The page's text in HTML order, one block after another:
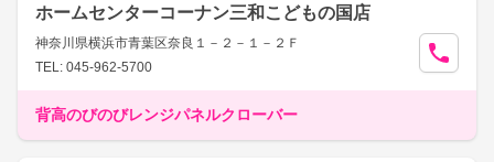
ホームセンターコーナン三和こどもの国店
神奈川県横浜市青葉区奈良１－２－１－２Ｆ
TEL: 045-962-5700
背高のびのびレンジパネルクローバー